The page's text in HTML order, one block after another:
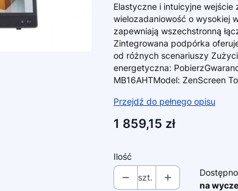
Elastyczne i intuicyjne
wielozadaniowość o wysokiej
zapewniają wszechstronną
Zintegrowana podpórka
od różnych scenariuszy
energetyczna:
MB16AHTModel: ZenScreen
Przejdź do pełnego opisu
Cena
1 859,15 zł
Ilość
szt.
na